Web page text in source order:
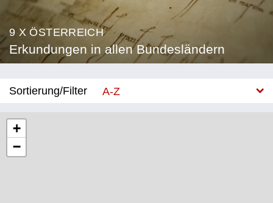
9 X ÖSTERREICH
Erkundungen in allen Bundesländern
Sortierung/Filter
A-Z
+
−